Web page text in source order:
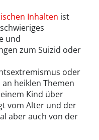
Inhalten ist
und
zum Suizid oder
oder
heiklen Themen
Kind über
vom Alter und der
aber auch von der